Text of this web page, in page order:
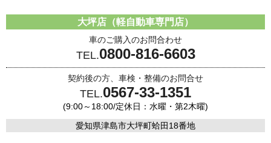
大坪店（軽自動車専門店）
車のご購入のお問合わせ
TEL.0800-816-6603
契約後の方、車検・整備のお問合せ
TEL.0567-33-1351
(9:00～18:00/定休日：水曜・第2木曜)
愛知県津島市大坪町蛤田18番地